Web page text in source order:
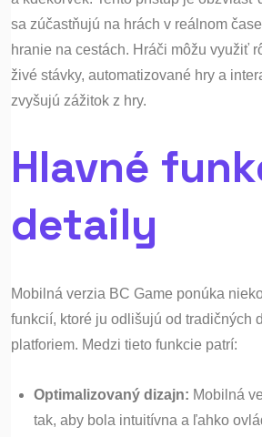
sa zúčastňujú na hrách v reálnom
hranie na cestách. Hráči môžu využiť
živé stávky, automatizované hry a
zvyšujú zážitok z hry.
Hlavné
detaily
Mobilná verzia BC Game ponúka
funkcií, ktoré ju odlišujú od tradičných
platforiem. Medzi tieto funkcie patrí:
Optimalizovaný dizajn: Mobilná
tak, aby bola intuitívna a ľahko